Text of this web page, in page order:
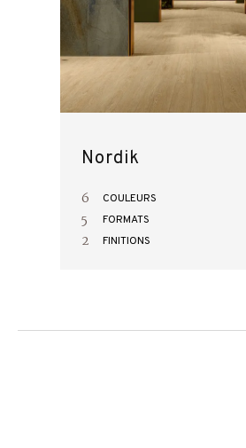
Nordik
6 COULEURS
5 FORMATS
2 FINITIONS